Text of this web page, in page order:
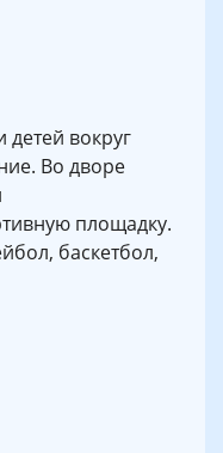
детей вокруг
Во дворе
площадку.
баскетбол,